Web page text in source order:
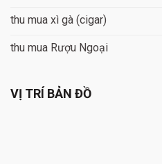
thu mua xì gà (cigar)
thu mua Rượu Ngoại
VỊ TRÍ BẢN ĐỒ